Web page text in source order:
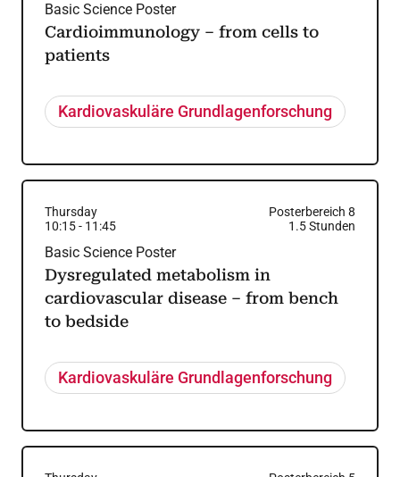
Basic Science Poster
Cardioimmunology – from cells to
patients
Kardiovaskuläre Grundlagenforschung
Thursday
Posterbereich 8
10:15- 11:45 1.5Stunden
Basic Science Poster
Dysregulated metabolism in
cardiovascular disease – from bench
to bedside
Kardiovaskuläre Grundlagenforschung